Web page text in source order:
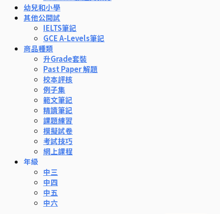
幼兒和小學
其他公開試
IELTS筆記
GCE A-Levels筆記
商品種類
升Grade套裝
Past Paper 解題
校本評核
例子集
範文筆記
精讀筆記
課題練習
模擬試卷
考試技巧
網上課程
年級
中三
中四
中五
中六